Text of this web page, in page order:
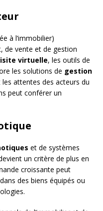
à l’immobilier)
de vente et de gestion
virtuelle, les outils de
les solutions de gestion
attentes des acteurs du
peut conférer un
et de systèmes
un critère de plus en
croissante peut
des biens équipés ou